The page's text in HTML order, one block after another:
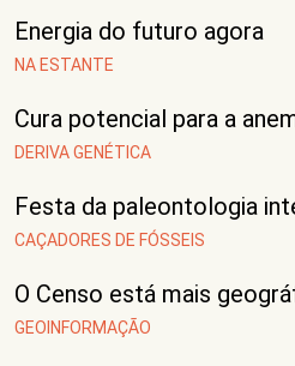
Energia do futuro agora
NA ESTANTE
Cura potencial para a
DERIVA GENÉTICA
Festa da paleontologia
CAÇADORES DE FÓSSEIS
O Censo está mais
GEOINFORMAÇÃO